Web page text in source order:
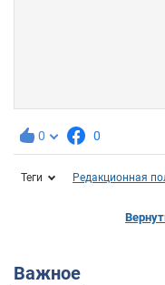
0 0
Теги Редакционная
Важное